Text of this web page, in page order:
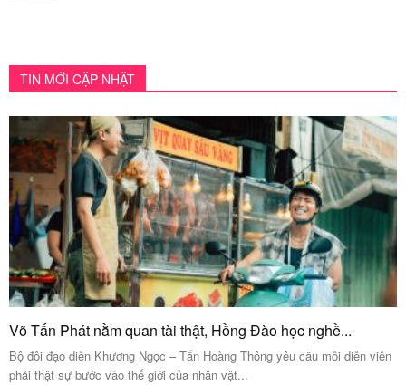
TIN MỚI CẬP NHẬT
Võ Tấn Phát nằm quan tài thật, Hồng Đào học nghề...
Bộ đôi đạo diễn Khương Ngọc – Tấn Hoàng Thông yêu cầu mỗi diễn viên
phải thật sự bước vào thế giới của nhân vật...